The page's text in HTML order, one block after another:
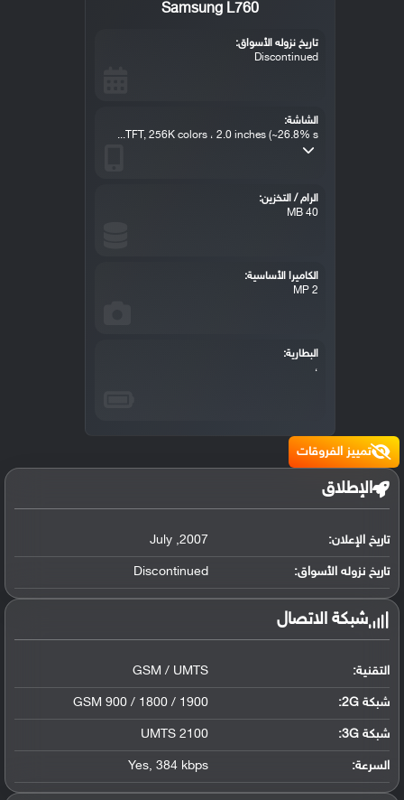
Samsung L760
تاريخ نزوله الأسواق:
Discontinued
الشاشة:
TFT, 256K colors ، 2.0 inches (~26.8% s...
الرام / التخزين:
40 MB
الكاميرا الأساسية:
2 MP
البطارية:
،
تمييز الفروقات
الإطلاق
تاريخ الإعلان: 2007
,
July
تاريخ نزوله الأسواق: Discontinued
شبكة الاتصال
التقنية: GSM / UMTS
شبكة 2G: GSM 900 / 1800 / 1900
شبكة 3G :
UMTS 2100
السرعة: Yes, 384 kbps